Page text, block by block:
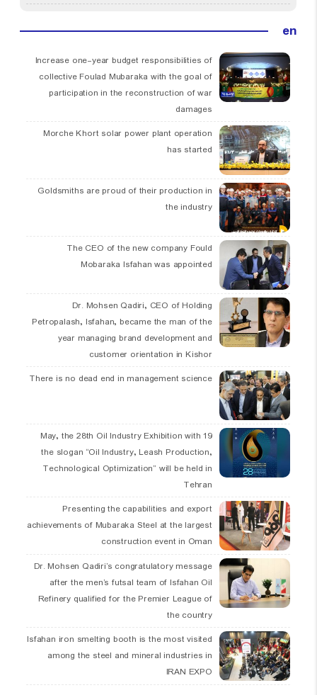
en
Increase one-year budget responsibilities of
collective Foulad Mubaraka with the goal of
participation in the reconstruction of war
damages
Morche Khort solar power plant operation
has started
Goldsmiths are proud of their production in
the industry
The CEO of the new company Fould
Mobaraka Isfahan was appointed
Dr. Mohsen Qadiri, CEO of Holding
Petropalash, Isfahan, became the man of the
year managing brand development and
customer orientation in Kishor
There is no dead end in management science
19 May, the 28th Oil Industry Exhibition with
the slogan “Oil Industry, Leash Production,
Technological Optimization” will be held in
Tehran
Presenting the capabilities and export
achievements of Mubaraka Steel at the largest
construction event in Oman
Dr. Mohsen Qadiri’s congratulatory message
after the men’s futsal team of Isfahan Oil
Refinery qualified for the Premier League of
the country
Isfahan iron smelting booth is the most visited
among the steel and mineral industries in
IRAN EXPO